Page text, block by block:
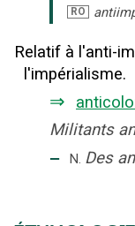
RO
Relatif à l'anti-
l'impérialisme.
⇒
Militants
‒ N. Des